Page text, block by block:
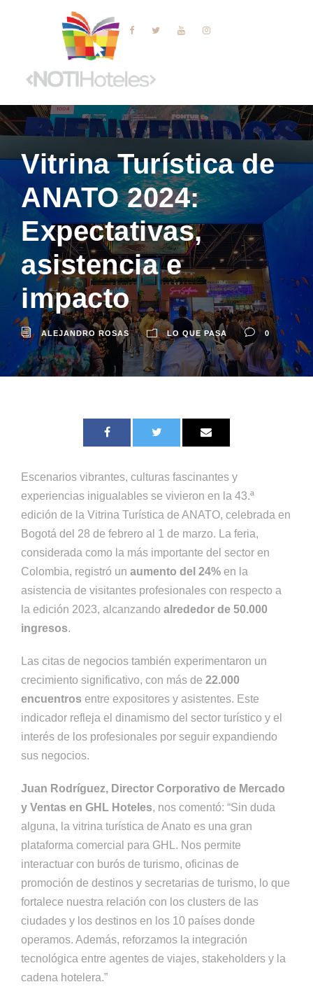
Vitrina Turística de
ANATO 2024:
Expectativas,
asistencia e
impacto
ALEJANDRO ROSAS LO QUE PASA 0
Escenarios vibrantes, culturas fascinantes y
experiencias inigualables se vivieron en la 43.ª
edición de la Vitrina Turística de ANATO, celebrada en
Bogotá del 28 de febrero al 1 de marzo. La feria,
considerada como la más importante del sector en
Colombia, registró un aumento del 24% en la
asistencia de visitantes profesionales con respecto a
la edición 2023, alcanzando alrededor de 50.000
ingresos.
Las citas de negocios también experimentaron un
crecimiento significativo, con más de 22.000
encuentros entre expositores y asistentes. Este
indicador refleja el dinamismo del sector turístico y el
interés de los profesionales por seguir expandiendo
sus negocios.
Juan Rodríguez, Director Corporativo de Mercado
y Ventas en GHL Hoteles, nos comentó: “Sin duda
alguna, la vitrina turística de Anato es una gran
plataforma comercial para GHL. Nos permite
interactuar con burós de turismo, oficinas de
promoción de destinos y secretarias de turismo, lo que
fortalece nuestra relación con los clusters de las
ciudades y los destinos en los 10 países donde
operamos. Además, reforzamos la integración
tecnológica entre agentes de viajes, stakeholders y la
cadena hotelera.”